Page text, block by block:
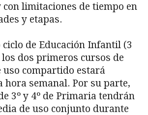
con limitaciones de tiempo en
y etapas.
ciclo de Educación Infantil (3
los dos primeros cursos de
uso compartido estará
hora semanal. Por su parte,
3º y 4º de Primaria tendrán
de uso conjunto durante